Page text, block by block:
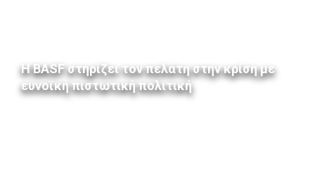
Η BASF στηρίζει τον πελάτη στην κρίση με
ευνοϊκή πιστωτική πολιτική